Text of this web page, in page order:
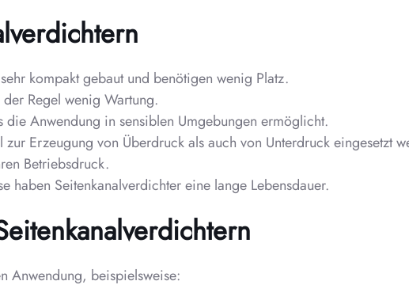
kompakt gebaut und benötigen wenig Platz.
Regel wenig Wartung.
Anwendung in sensiblen Umgebungen ermöglicht.
Erzeugung von Überdruck als auch von Unterdruck eingesetzt
Betriebsdruck.
haben Seitenkanalverdichter eine lange Lebensdauer.
Anwendung, beispielsweise: